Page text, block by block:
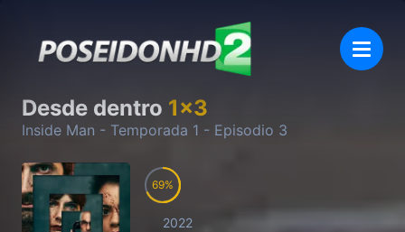
Desde dentro 1x3
Inside Man - Temporada 1 - Episodio 3
69
2022